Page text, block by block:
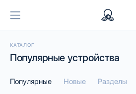
КАТАЛОГ
Популярные устройства
Популярные Новые Разделы